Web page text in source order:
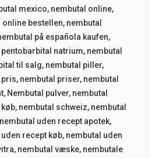
mexico, nembutal online,
online bestellen, nembutal
på española kaufen,
natrium, nembutal
til salg, nembutal piller,
pris, nembutal priser, nembutal
, Nembutal pulver, nembutal
, nembutal schweiz, nembutal
nembutal uden recept apotek,
recept køb, nembutal uden
, nembutal væske, nembutale